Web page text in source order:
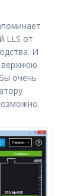
LLS от
И
верхнюю
очень